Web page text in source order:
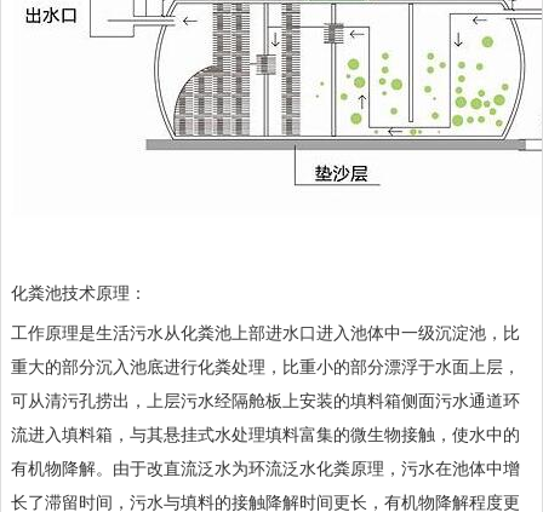
化粪池技术原理：
工作原理是生活污水从化粪池上部进水口进入池体中一级沉淀池，比
重大的部分沉入池底进行化粪处理，比重小的部分漂浮于水面上层，
可从清污孔捞出，上层污水经隔舱板上安装的填料箱侧面污水通道环
流进入填料箱，与其悬挂式水处理填料富集的微生物接触，使水中的
有机物降解。由于改直流泛水为环流泛水化粪原理，污水在池体中增
长了滞留时间，污水与填料的接触降解时间更长，有机物降解程度更